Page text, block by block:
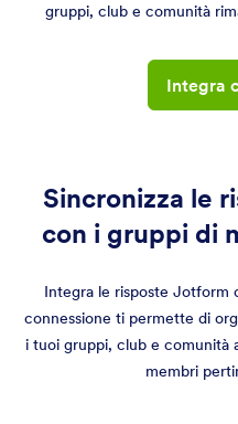
gruppi, club e comunità
Integra
Sincronizza le
con i gruppi di
Integra le risposte Jotform
connessione ti permette di
i tuoi gruppi, club e comunità
membri